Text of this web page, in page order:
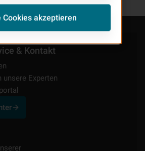
& Kontakt
unsere Experten
Cookies akzeptieren